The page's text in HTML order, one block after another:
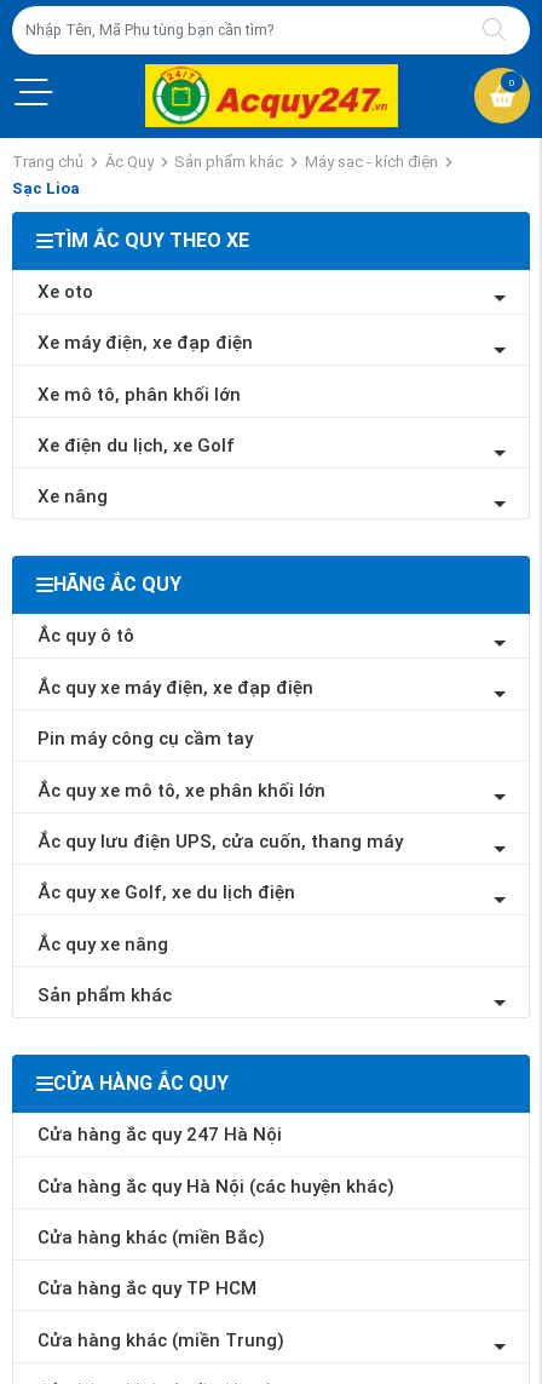
0
Trang chủ Ắc Quy Sản phẩm khác
Máy sạc - kích điện
Sạc Lioa
TÌM ẮC QUY THEO XE
Xe oto
Xe máy điện, xe đạp điện
Xe mô tô, phân khối lớn
Xe điện du lịch, xe Golf
Xe nâng
HÃNG ẮC QUY
Ắc quy ô tô
Ắc quy xe máy điện, xe đạp điện
Pin máy công cụ cầm tay
Ắc quy xe mô tô, xe phân khối lớn
Ắc quy lưu điện UPS, cửa cuốn, thang máy
Ắc quy xe Golf, xe du lịch điện
Ắc quy xe nâng
Sản phẩm khác
CỬA HÀNG ẮC QUY
Cửa hàng ắc quy 247 Hà Nội
Cửa hàng ắc quy Hà Nội (các huyện khác)
Cửa hàng khác (miền Bắc)
Cửa hàng ắc quy TP HCM
Cửa hàng khác (miền Trung)